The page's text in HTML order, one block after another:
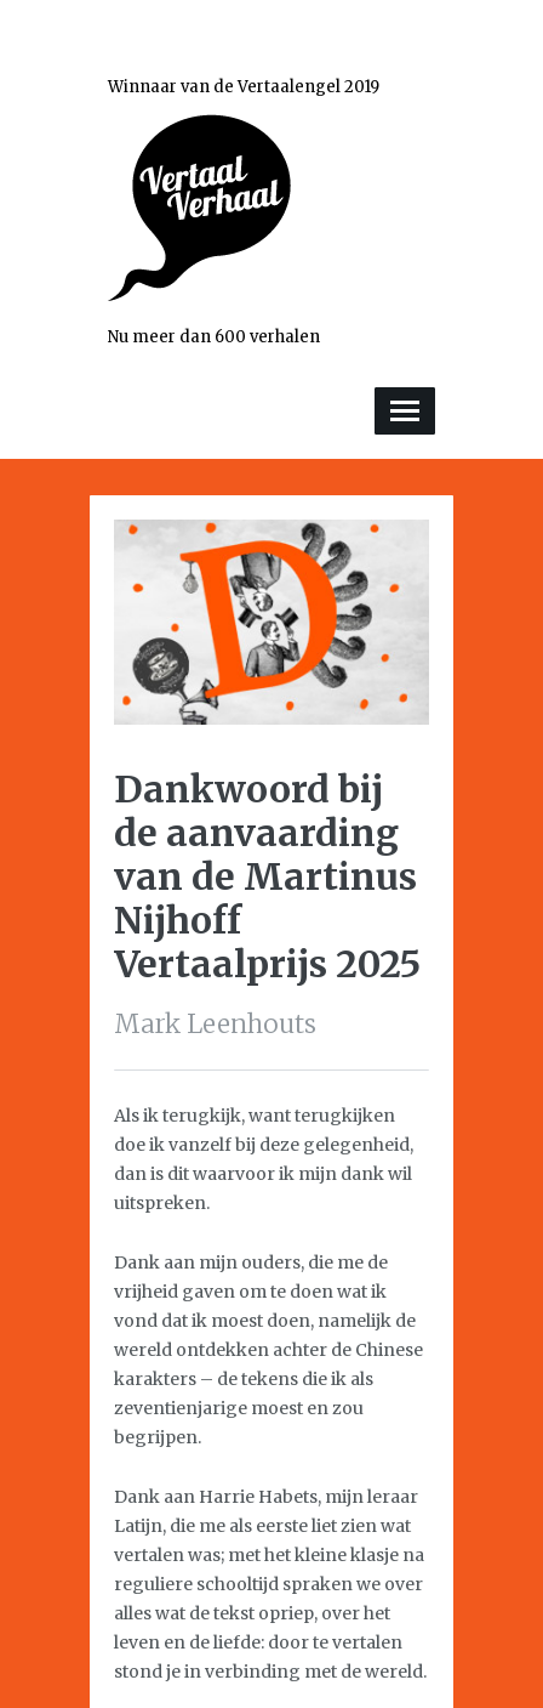
Winnaar van de Vertaalengel 2019
Nu meer dan 600 verhalen
Dankwoord bij
de aanvaarding
van de Martinus
Nijhoff
Vertaalprijs 2025
Mark Leenhouts
Als ik terugkijk, want terugkijken
doe ik vanzelf bij deze gelegenheid,
dan is dit waarvoor ik mijn dank wil
uitspreken.
Dank aan mijn ouders, die me de
vrijheid gaven om te doen wat ik
vond dat ik moest doen, namelijk de
wereld ontdekken achter de Chinese
karakters – de tekens die ik als
zeventienjarige moest en zou
begrijpen.
Dank aan Harrie Habets, mijn leraar
Latijn, die me als eerste liet zien wat
vertalen was; met het kleine klasje na
reguliere schooltijd spraken we over
alles wat de tekst opriep, over het
leven en de liefde: door te vertalen
stond je in verbinding met de wereld.